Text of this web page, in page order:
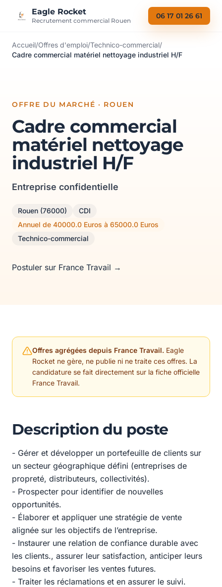
Eagle Rocket
Recrutement commercial Rouen
06 17 01 26 61
Accueil/Offres d'emploi/Technico-commercial/
Cadre commercial matériel nettoyage industriel H/F
OFFRE DU MARCHÉ · ROUEN
Cadre commercial
matériel nettoyage
industriel H/F
Entreprise confidentielle
Rouen (76000)
CDI
Annuel de 40000.0 Euros à 65000.0 Euros
Technico-commercial
Postuler sur France Travail →
Offres agrégées depuis France Travail. Eagle
Rocket ne gère, ne publie ni ne traite ces offres. La
candidature se fait directement sur la fiche officielle
France Travail.
Description du poste
- Gérer et développer un portefeuille de clients sur
un secteur géographique défini (entreprises de
propreté, distributeurs, collectivités).
- Prospecter pour identifier de nouvelles
opportunités.
- Élaborer et appliquer une stratégie de vente
alignée sur les objectifs de l’entreprise.
- Instaurer une relation de confiance durable avec
les clients., assurer leur satisfaction, anticiper leurs
besoins et favoriser les ventes futures.
- Traiter les réclamations et en assurer le suivi.